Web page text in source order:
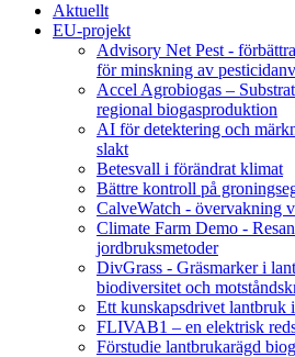
Aktuellt
EU-projekt
Advisory Net Pest -
för minskning av
Accel Agrobiogas –
regional biogasproduktion
AI för detektering och
slakt
Betesvall i förändrat klimat
Bättre kontroll på
CalveWatch - övervakning
Climate Farm Demo -
jordbruksmetoder
DivGrass - Gräsmarker i
biodiversitet och
Ett kunskapsdrivet lantbruk
FLIVAB1 – en elektrisk
Förstudie lantbrukarägd